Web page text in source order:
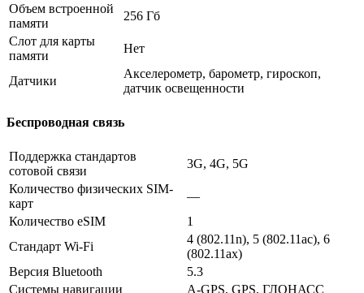
Объем встроенной
памяти
256 Гб
Слот для карты
памяти
Нет
Датчики
Акселерометр, барометр, гироскоп,
датчик освещенности
Беспроводная связь
Поддержка стандартов
сотовой связи
3G, 4G, 5G
Количество физических SIM-
карт
—
Количество eSIM
1
Стандарт Wi-Fi
4 (802.11n), 5 (802.11ac), 6
(802.11ax)
Версия Bluetooth
5.3
Системы навигации
A-GPS, GPS, ГЛОНАСС